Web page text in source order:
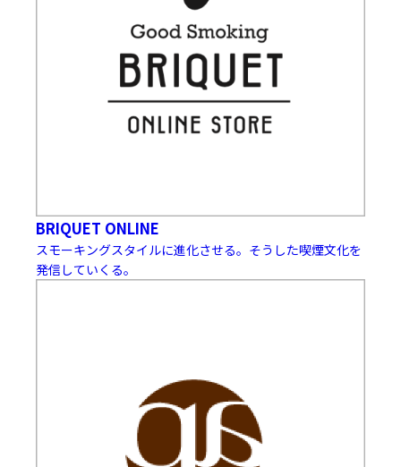
BRIQUET ONLINE
スモーキングスタイルに進化させる。そうした喫煙文化を
発信していくる。